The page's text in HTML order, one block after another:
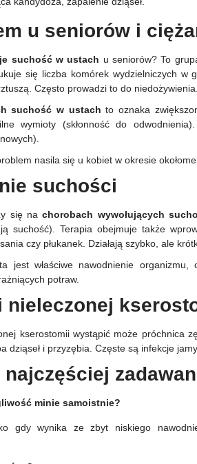
u seniorów i
suchość w ustach u seniorów? To
się liczba komórek wydzielniczych w
Często prowadzi to do
suchość w ustach to oznaka
wymioty (skłonność do
nasila się u kobiet w okresie
suchości
się nachorobach wywołujących
suchość). Terapia obejmuje także
czy płukanek. Działają szybko, ale
jest właściwe nawodnienie organizmu,
potraw.
nieleczonej
kserostomii wystąpić może próchnica
dziąseł i przyzębia. Częste są infekcje
najczęściej
minie samoistnie?
gdy wynika ze zbyt niskiego